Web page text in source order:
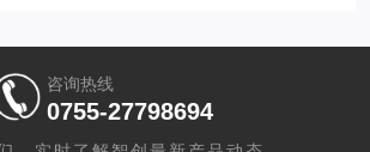
咨询热线
0755-27798694